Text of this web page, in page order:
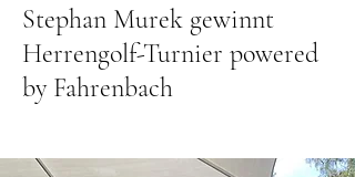
Stephan Murek gewinnt
Herrengolf-Turnier powered
by Fahrenbach